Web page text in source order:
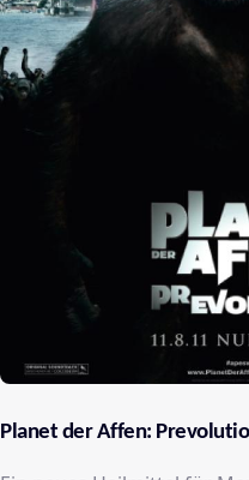
Planet der Affen: